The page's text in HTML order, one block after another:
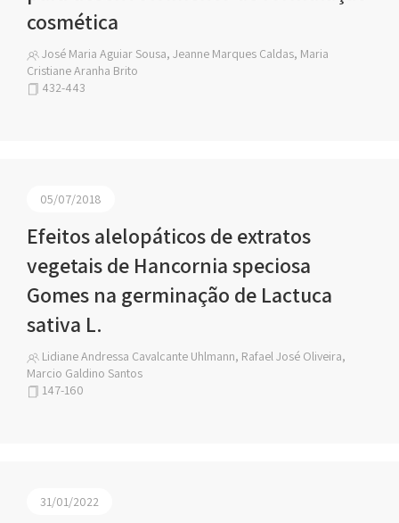
cosmética
José Maria Aguiar Sousa, Jeanne Marques Caldas, Maria
Cristiane Aranha Brito
432-443
05/07/2018
Efeitos alelopáticos de extratos
vegetais de Hancornia speciosa
Gomes na germinação de Lactuca
sativa L.
Lidiane Andressa Cavalcante Uhlmann, Rafael José Oliveira,
Marcio Galdino Santos
147-160
31/01/2022